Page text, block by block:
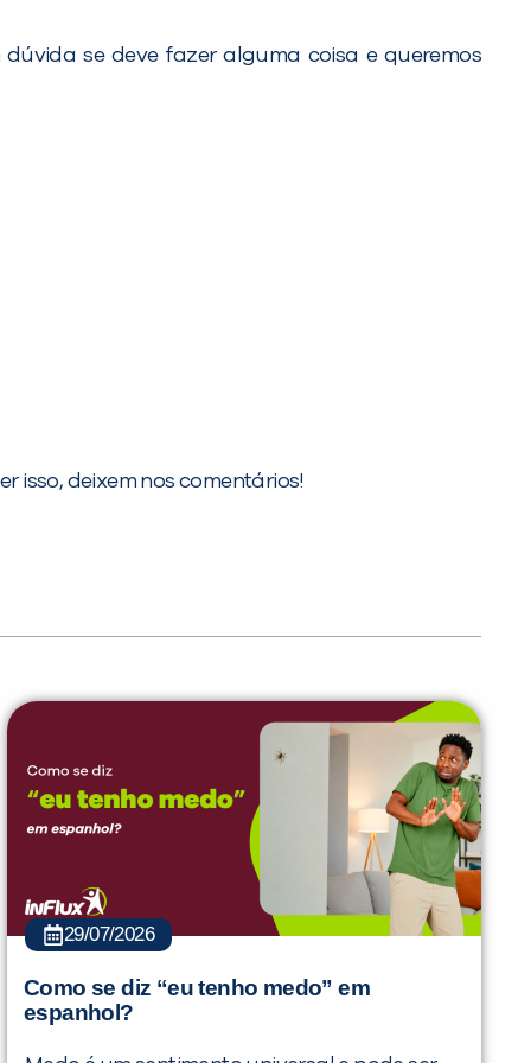
se deve fazer alguma coisa e queremos
isso, deixem nos comentários!
29/07/2026
Como se diz “eu tenho medo” em
espanhol?
PEÇA UMA DEMONSTRAÇÃO DE MÉTODO